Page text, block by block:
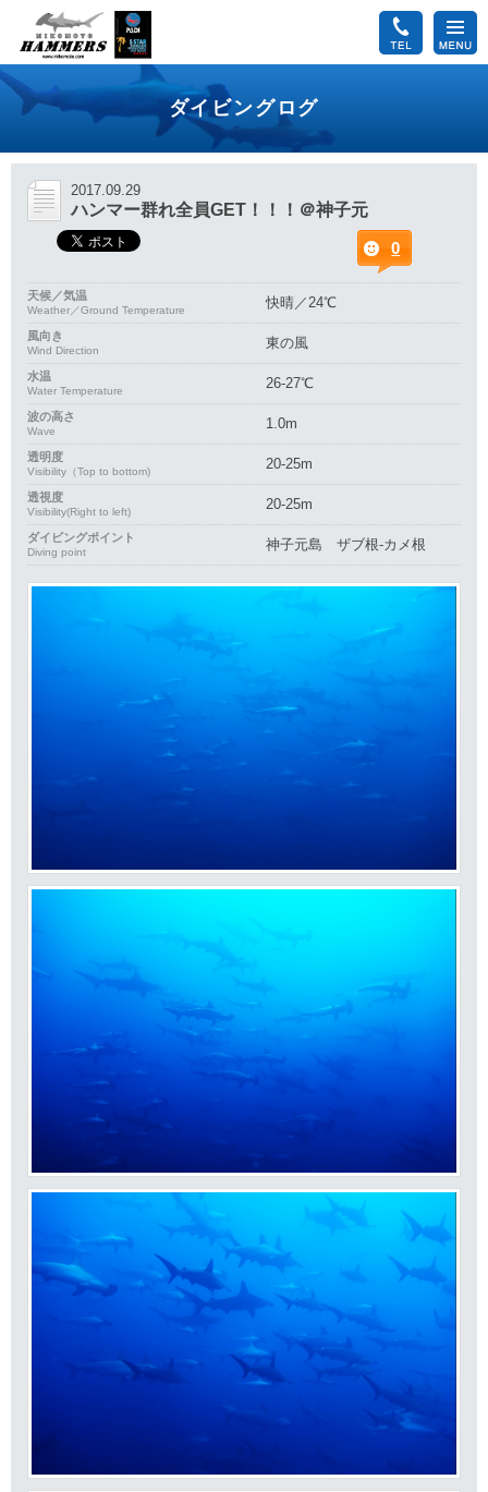
ダイビングログ
ハンマー群れ全員GET！！！＠神子元
2017.09.29
0
天候／気温
Weather／Ground Temperature 快晴／24℃
風向き
Wind Direction 東の風
水温
Water Temperature 26-27℃
波の高さ
Wave 1.0m
透明度
Visibility（Top to bottom) 20-25m
透視度
Visibility(Right to left) 20-25m
ダイビングポイント
Diving point 神子元島 ザブ根‐カメ根